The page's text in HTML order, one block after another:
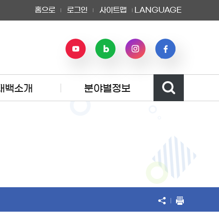
홈으로 로그인 사이트맵 LANGUAGE
백소개 분야별정보